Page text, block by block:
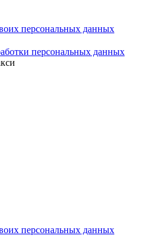
персональных данных
персональных данных
персональных данных